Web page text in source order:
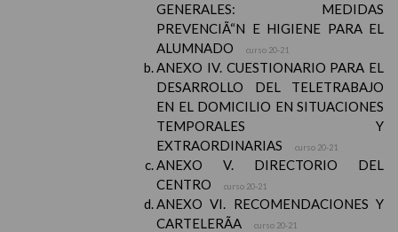
GENERALES: MEDIDAS
PREVENCIÃ“N E HIGIENE PARA EL
ALUMNADO
curso 20-21
ANEXO IV. CUESTIONARIO PARA EL
DESARROLLO DEL TELETRABAJO
EN EL DOMICILIO EN SITUACIONES
TEMPORALES Y
EXTRAORDINARIAS
curso 20-21
ANEXO V. DIRECTORIO DEL
CENTRO
curso 20-21
ANEXO VI. RECOMENDACIONES Y
CARTELERÃA
curso 20-21